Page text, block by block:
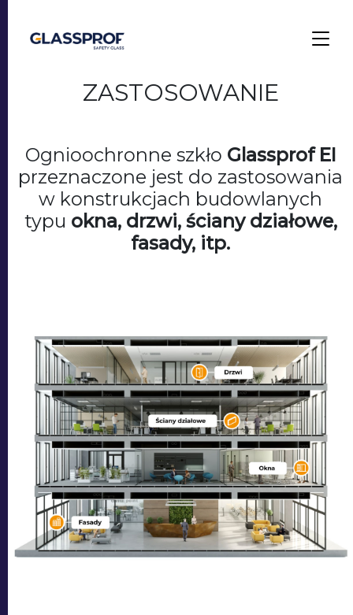
ZASTOSOWANIE
Ognioochronne szkło Glassprof EI
przeznaczone jest do zastosowania
w konstrukcjach budowlanych
typu okna, drzwi, ściany działowe,
fasady, itp.